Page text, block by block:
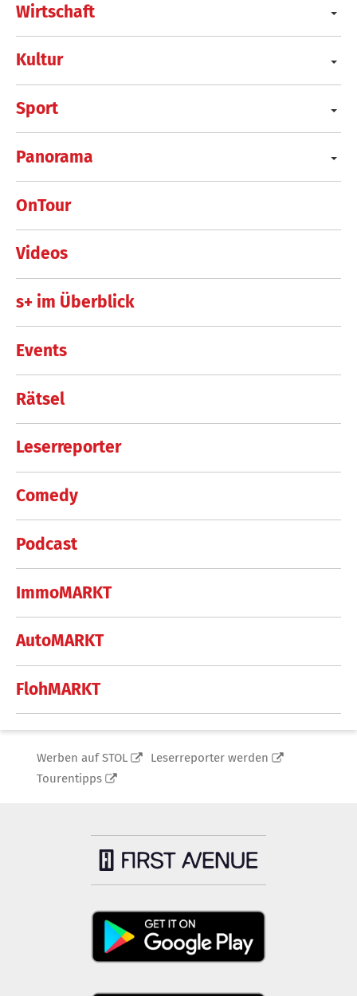
Wirtschaft
Kultur
Sport
Panorama
OnTour
Videos
s+ im Überblick
Events
Rätsel
Leserreporter
Comedy
Podcast
ImmoMARKT
AutoMARKT
FlohMARKT
Werben auf STOL
Leserreporter werden
Tourentipps